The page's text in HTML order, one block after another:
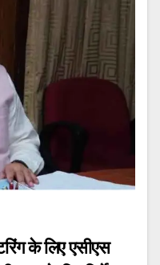
के लिए एसीएस